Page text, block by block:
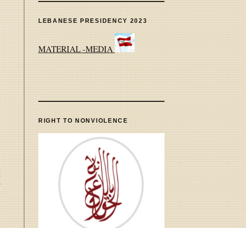
LEBANESE PRESIDENCY 2023
MATERIAL -MEDIA
RIGHT TO NONVIOLENCE